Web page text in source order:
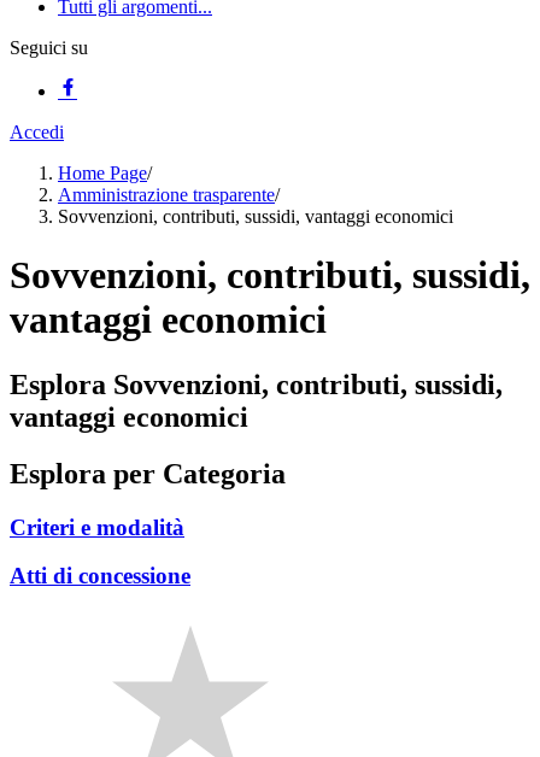
Tutti gli argomenti...
Seguici su
Accedi
Home Page/
Amministrazione trasparente/
Sovvenzioni, contributi, sussidi, vantaggi economici
Sovvenzioni, contributi, sussidi,
vantaggi economici
Esplora Sovvenzioni, contributi, sussidi,
vantaggi economici
Esplora per Categoria
Criteri e modalità
Atti di concessione